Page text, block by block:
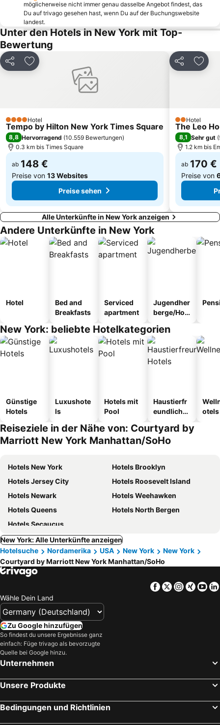
East Village
Port Authority Bus Terminal
Fifth Avenue
Jersey Gardens Outlet Mall
Macy's
Museum of Modern Art - MoMA
West Village
New Yorker U-Bahn
möglicherweise nicht immer genau dasselbe Angebot findest, das
Du auf trivago gesehen hast, wenn Du auf der Buchungswebsite
landest.
Unter den Hotels in New York mit Top-
Bewertung
Teilen Zu Favoriten hinzufügen
4 SterneHotel
Tempo by Hilton New York Times Square
8,8 Hervorragend (10.559 Bewertungen)
0.3 km bis Times Square
ab 148 €
Preise von 13 Websites
Preise sehen
Teilen Zu
2 Sterne
Hotel
The Leo
8,1 Sehr gut (
1.2 km bis
ab 170 €
Preise von
Alle Unterkünfte in New York anzeigen
Andere Unterkünfte in New York
Hotel
Bed and
Breakfasts
Serviced
apartment
Jugendher
berge/Hos
New York: beliebte Hotelkategorien
Günstige
Hotels
Luxushote
ls
Hotels mit
Pool
Haustierfr
eundliche
otels
Reiseziele in der Nähe von: Courtyard by
Marriott New York Manhattan/SoHo
Hotels New York
Hotels Brooklyn
Hotels Jersey City
Hotels Roosevelt Island
Hotels Newark
Hotels Weehawken
Hotels Queens
Hotels North Bergen
Hotels Secaucus
New York: Alle Unterkünfte anzeigen
Hotelsuche
Nordamerika USA New York
New York
Courtyard by Marriott New York Manhattan/SoHo
Facebook
TwitterXing
Wähle Dein Land
Zu Google hinzufügen
So findest du unsere Ergebnisse ganz
einfach: Füge trivago als bevorzugte
Quelle bei Google hinzu.
Unternehmen
Unsere Produkte
Bedingungen und Richtlinien